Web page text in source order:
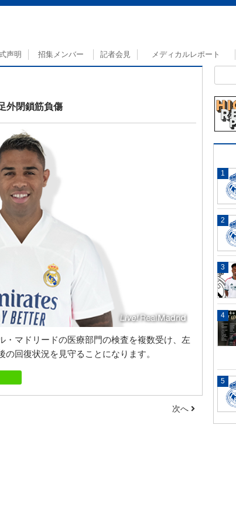
声明 招集メンバー 記者会見 メディカルレポート
外閉鎖筋負傷
・マドリードの医療部門の検査を複数受け、左
回復状況を見守ることになります。
次へ